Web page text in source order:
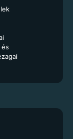
és